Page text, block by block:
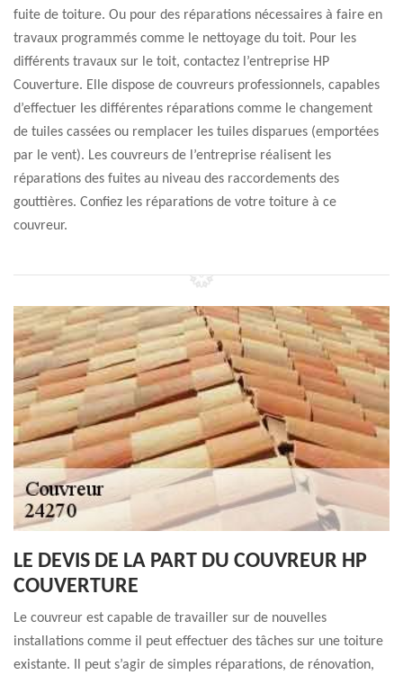
fuite de toiture. Ou pour des réparations nécessaires à faire en
travaux programmés comme le nettoyage du toit. Pour les
différents travaux sur le toit, contactez l’entreprise HP
Couverture. Elle dispose de couvreurs professionnels, capables
d’effectuer les différentes réparations comme le changement
de tuiles cassées ou remplacer les tuiles disparues (emportées
par le vent). Les couvreurs de l’entreprise réalisent les
réparations des fuites au niveau des raccordements des
gouttières. Confiez les réparations de votre toiture à ce
couvreur.
LE DEVIS DE LA PART DU COUVREUR HP
COUVERTURE
Le couvreur est capable de travailler sur de nouvelles
installations comme il peut effectuer des tâches sur une toiture
existante. Il peut s’agir de simples réparations, de rénovation,